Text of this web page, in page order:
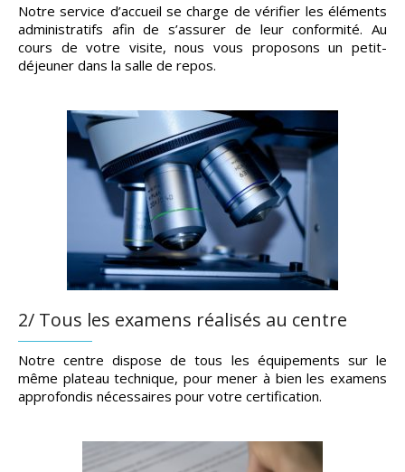
Notre service d’accueil se charge de vérifier les éléments
administratifs afin de s’assurer de leur conformité. Au
cours de votre visite, nous vous proposons un petit-
déjeuner dans la salle de repos.
2/ Tous les examens réalisés au centre
Notre centre dispose de tous les équipements sur le
même plateau technique, pour mener à bien les examens
approfondis nécessaires pour votre certification.